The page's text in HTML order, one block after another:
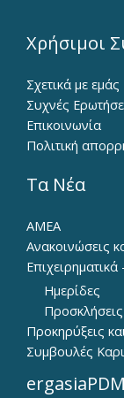
Χρήσιμοι
Σχετικά με εμάς
Συχνές
Επικοινωνία
Πολιτική
Τα Νέα
ΑΜΕΑ
Ανακοινώσεις
Ημερίδες
Προσκλήσεις
Προκηρύξεις
Συμβουλές